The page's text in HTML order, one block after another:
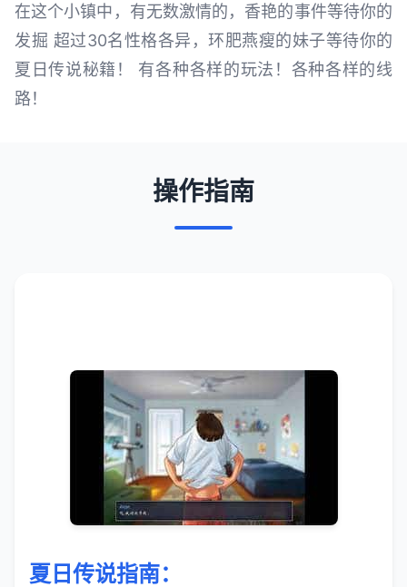
在这个小镇中，有无数激情的，香艳的事件等待你的
发掘 超过30名性格各异，环肥燕瘦的妹子等待你的
夏日传说秘籍！ 有各种各样的玩法！各种各样的线
路！
操作指南
夏日传说指南：